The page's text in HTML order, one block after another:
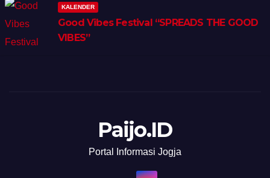
KALENDER
Good Vibes Festival “SPREADS THE GOOD
VIBES”
Paijo.ID
Portal Informasi Jogja